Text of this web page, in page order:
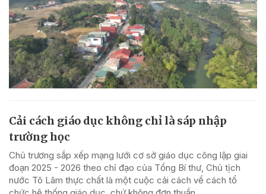
Cải cách giáo dục không chỉ là sáp nhập
trường học
Chủ trương sắp xếp mạng lưới cơ sở giáo dục công lập giai
đoạn 2025 - 2026 theo chỉ đạo của Tổng Bí thư, Chủ tịch
nước Tô Lâm thực chất là một cuộc cải cách về cách tổ